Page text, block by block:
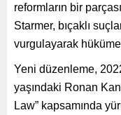
reformların bir
Starmer, bıçaklı
vurgulayarak
Yeni düzenleme,
yaşındaki Ronan
Law” kapsamında